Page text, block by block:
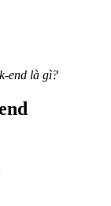
end là gì?